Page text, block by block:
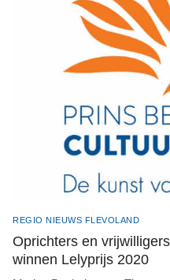
REGIO NIEUWS FLEVOLAND
Oprichters en
winnen Lelyprijs 2020